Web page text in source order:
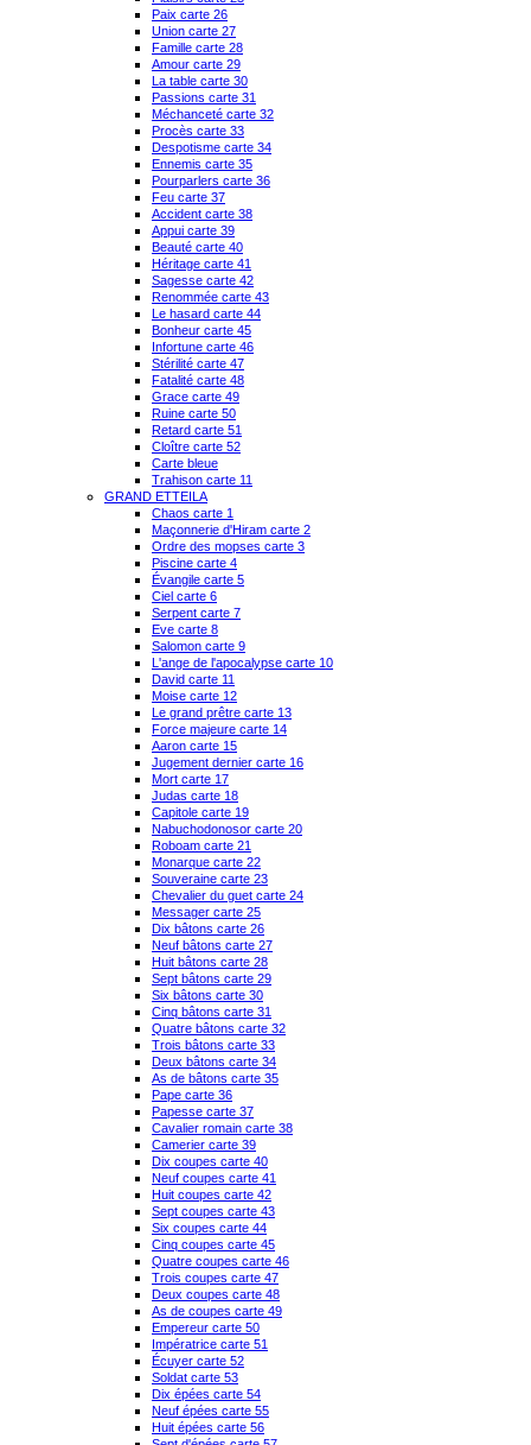
Paix carte 26
Union carte 27
Famille carte 28
Amour carte 29
La table carte 30
Passions carte 31
Méchanceté carte 32
Procès carte 33
Despotisme carte 34
Ennemis carte 35
Pourparlers carte 36
Feu carte 37
Accident carte 38
Appui carte 39
Beauté carte 40
Héritage carte 41
Sagesse carte 42
Renommée carte 43
Le hasard carte 44
Bonheur carte 45
Infortune carte 46
Stérilité carte 47
Fatalité carte 48
Grace carte 49
Ruine carte 50
Retard carte 51
Cloître carte 52
Carte bleue
Trahison carte 11
GRAND ETTEILA
Chaos carte 1
Maçonnerie d'Hiram carte 2
Ordre des mopses carte 3
Piscine carte 4
Évangile carte 5
Ciel carte 6
Serpent carte 7
Eve carte 8
Salomon carte 9
L'ange de l'apocalypse carte 10
David carte 11
Moise carte 12
Le grand prêtre carte 13
Force majeure carte 14
Aaron carte 15
Jugement dernier carte 16
Mort carte 17
Judas carte 18
Capitole carte 19
Nabuchodonosor carte 20
Roboam carte 21
Monarque carte 22
Souveraine carte 23
Chevalier du guet carte 24
Messager carte 25
Dix bâtons carte 26
Neuf bâtons carte 27
Huit bâtons carte 28
Sept bâtons carte 29
Six bâtons carte 30
Cinq bâtons carte 31
Quatre bâtons carte 32
Trois bâtons carte 33
Deux bâtons carte 34
As de bâtons carte 35
Pape carte 36
Papesse carte 37
Cavalier romain carte 38
Camerier carte 39
Dix coupes carte 40
Neuf coupes carte 41
Huit coupes carte 42
Sept coupes carte 43
Six coupes carte 44
Cinq coupes carte 45
Quatre coupes carte 46
Trois coupes carte 47
Deux coupes carte 48
As de coupes carte 49
Empereur carte 50
Impératrice carte 51
Écuyer carte 52
Soldat carte 53
Dix épées carte 54
Neuf épées carte 55
Huit épées carte 56